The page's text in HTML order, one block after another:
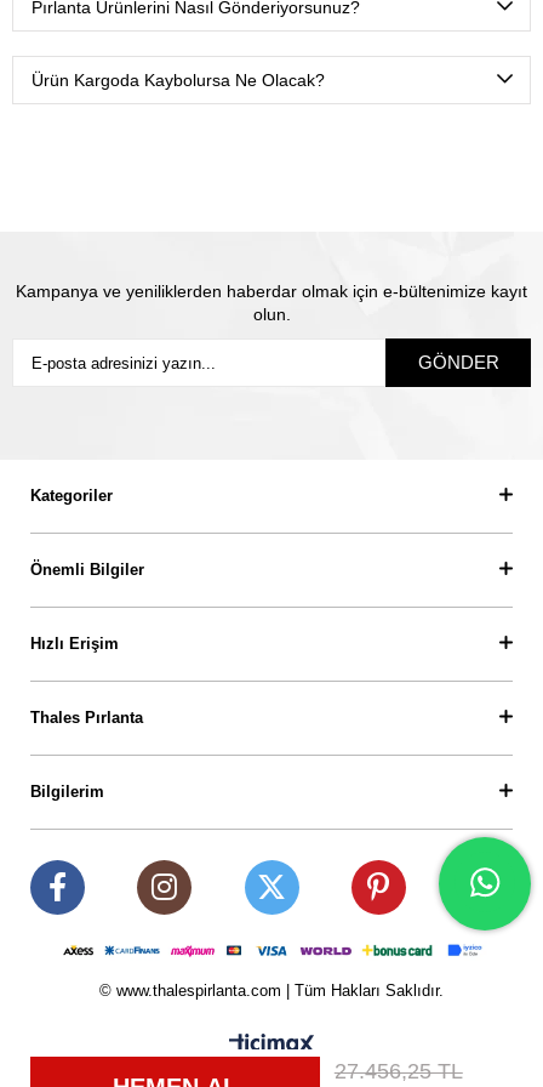
27.456,25 TL
Pırlanta Ürünlerini Nasıl Gönderiyorsunuz?
olduğunuz isme teslim olacak şekilde sigortalı olarak
gönderiyoruz.
Ürün Kargoda Kaybolursa Ne Olacak?
Kampanya ve yeniliklerden haberdar olmak için e-bültenimize kayıt
olun.
GÖNDER
Kategoriler
Önemli Bilgiler
Hızlı Erişim
Thales Pırlanta
Bilgilerim
© www.thalespirlanta.com | Tüm Hakları Saklıdır.